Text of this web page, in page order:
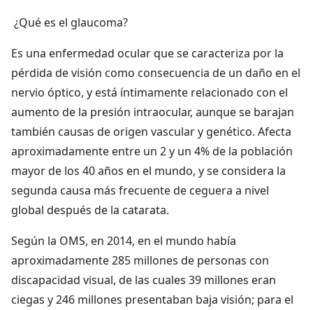
¿Qué es el glaucoma?
Es una enfermedad ocular que se caracteriza por la
pérdida de visión como consecuencia de un daño en el
nervio óptico, y está íntimamente relacionado con el
aumento de la presión intraocular, aunque se barajan
también causas de origen vascular y genético. Afecta
aproximadamente entre un 2 y un 4% de la población
mayor de los 40 años en el mundo, y se considera la
segunda causa más frecuente de ceguera a nivel
global después de la catarata.
Según la OMS, en 2014, en el mundo había
aproximadamente 285 millones de personas con
discapacidad visual, de las cuales 39 millones eran
ciegas y 246 millones presentaban baja visión; para el